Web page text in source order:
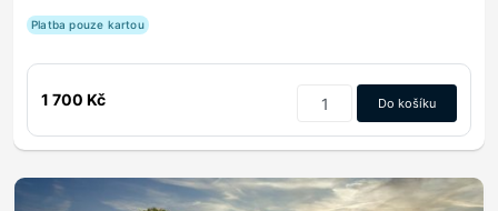
Platba pouze kartou
1 700 Kč Do košíku